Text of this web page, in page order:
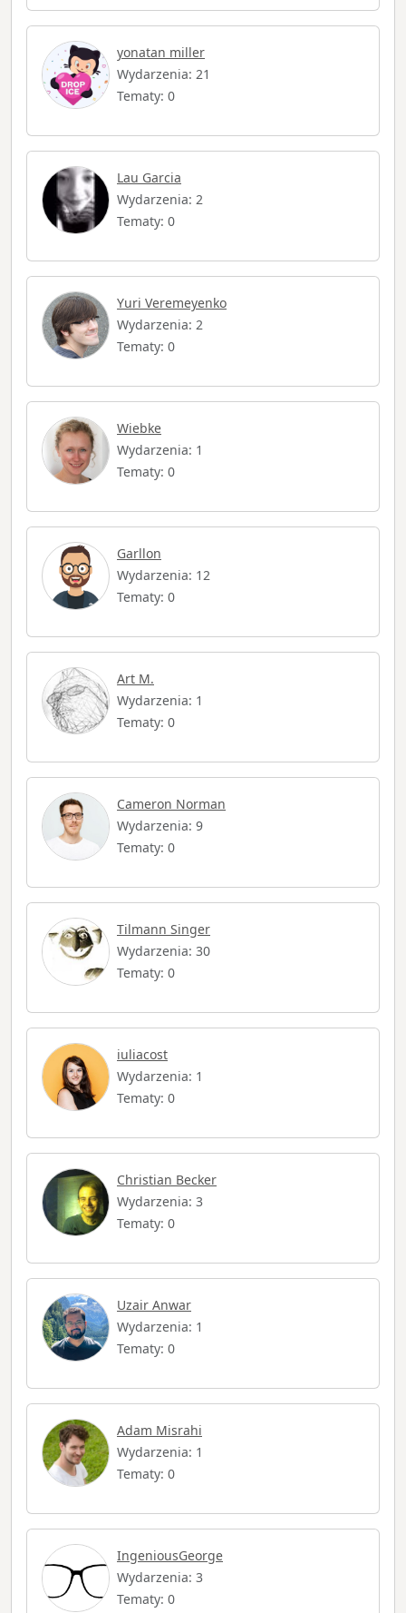
yonatan miller
Wydarzenia: 21
Tematy: 0
Lau Garcia
Wydarzenia: 2
Tematy: 0
Yuri Veremeyenko
Wydarzenia: 2
Tematy: 0
Wiebke
Wydarzenia: 1
Tematy: 0
Garllon
Wydarzenia: 12
Tematy: 0
Art M.
Wydarzenia: 1
Tematy: 0
Cameron Norman
Wydarzenia: 9
Tematy: 0
Tilmann Singer
Wydarzenia: 30
Tematy: 0
iuliacost
Wydarzenia: 1
Tematy: 0
Christian Becker
Wydarzenia: 3
Tematy: 0
Uzair Anwar
Wydarzenia: 1
Tematy: 0
Adam Misrahi
Wydarzenia: 1
Tematy: 0
IngeniousGeorge
Wydarzenia: 3
Tematy: 0